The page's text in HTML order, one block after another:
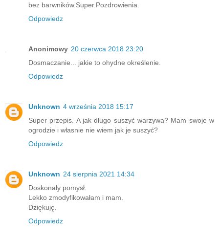
bez barwników.Super.Pozdrowienia.
Odpowiedz
Anonimowy 20 czerwca 2018 23:20
Dosmaczanie... jakie to ohydne określenie.
Odpowiedz
Unknown 4 września 2018 15:17
Super przepis. A jak długo suszyć warzywa? Mam swoje w
ogrodzie i własnie nie wiem jak je suszyć?
Odpowiedz
Unknown 24 sierpnia 2021 14:34
Doskonały pomysł.
Lekko zmodyfikowałam i mam.
Dziękuję.
Odpowiedz